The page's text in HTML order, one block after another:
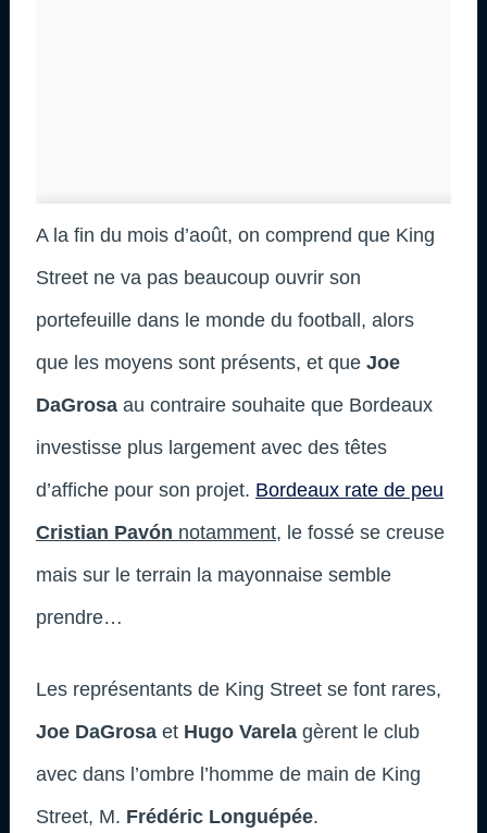
A la fin du mois d’août, on comprend que King
Street ne va pas beaucoup ouvrir son
portefeuille dans le monde du football, alors
que les moyens sont présents, et que Joe
DaGrosa au contraire souhaite que Bordeaux
investisse plus largement avec des têtes
d’affiche pour son projet. Bordeaux rate de peu
Cristian Pavón notamment, le fossé se creuse
mais sur le terrain la mayonnaise semble
prendre…
Les représentants de King Street se font rares,
Joe DaGrosa et Hugo Varela gèrent le club
avec dans l’ombre l’homme de main de King
Street, M. Frédéric Longuépée.